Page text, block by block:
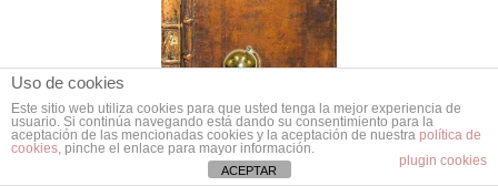
Uso de cookies
Este sitio web utiliza cookies para que usted tenga la mejor experiencia de
usuario. Si continúa navegando está dando su consentimiento para la
aceptación de las mencionadas cookies y la aceptación de nuestra política de
cookies, pinche el enlace para mayor información.
plugin cookies
ACEPTAR